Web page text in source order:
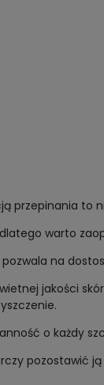
przepinania to
warto
na
jakości
o każdy
pozostawić